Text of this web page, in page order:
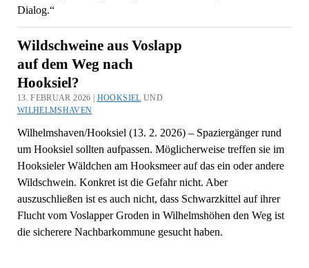
Dialog.“
Wildschweine aus Voslapp
auf dem Weg nach
Hooksiel?
13. FEBRUAR 2026 | HOOKSIEL UND
WILHELMSHAVEN
Wilhelmshaven/Hooksiel (13. 2. 2026) – Spaziergänger rund
um Hooksiel sollten aufpassen. Möglicherweise treffen sie im
Hooksieler Wäldchen am Hooksmeer auf das ein oder andere
Wildschwein. Konkret ist die Gefahr nicht. Aber
auszuschließen ist es auch nicht, dass Schwarzkittel auf ihrer
Flucht vom Voslapper Groden in Wilhelmshöhen den Weg ist
die sicherere Nachbarkommune gesucht haben.